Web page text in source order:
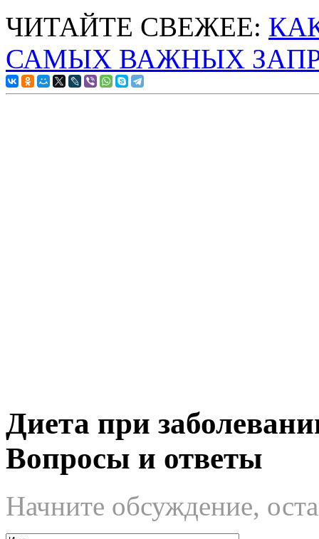
ЧИТАЙТЕ СВЕЖЕЕ:
САМЫХ ВАЖНЫХ
Диета при
Вопросы и ответы
Начните обсуждение,